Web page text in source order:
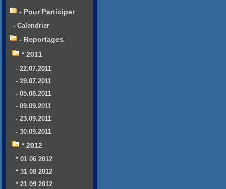
- Pour Participer
- Calendrier
- Reportages
* 2011
- 22.07.2011
- 29.07.2011
- 05.08.2011
- 09.09.2011
- 23.09.2011
- 30.09.2011
* 2012
* 01 06 2012
* 31 08 2012
* 21 09 2012